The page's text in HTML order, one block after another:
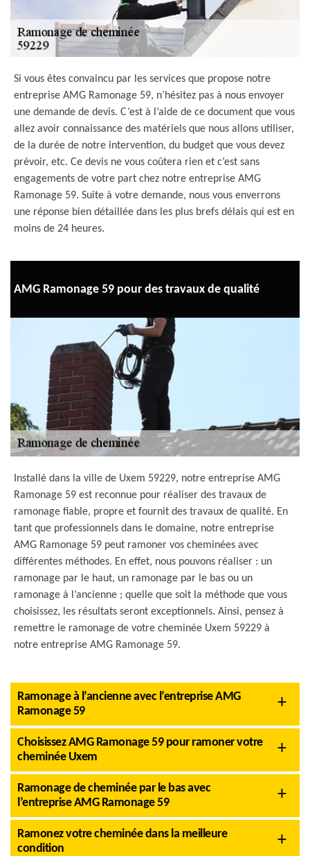
Si vous êtes convaincu par les services que propose notre
entreprise AMG Ramonage 59, n’hésitez pas à nous envoyer
une demande de devis. C’est à l’aide de ce document que vous
allez avoir connaissance des matériels que nous allons utiliser,
de la durée de notre intervention, du budget que vous devez
prévoir, etc. Ce devis ne vous coûtera rien et c’est sans
engagements de votre part chez notre entreprise AMG
Ramonage 59. Suite à votre demande, nous vous enverrons
une réponse bien détaillée dans les plus brefs délais qui est en
moins de 24 heures.
AMG Ramonage 59 pour des travaux de qualité
Installé dans la ville de Uxem 59229, notre entreprise AMG
Ramonage 59 est reconnue pour réaliser des travaux de
ramonage fiable, propre et fournit des travaux de qualité. En
tant que professionnels dans le domaine, notre entreprise
AMG Ramonage 59 peut ramoner vos cheminées avec
différentes méthodes. En effet, nous pouvons réaliser : un
ramonage par le haut, un ramonage par le bas ou un
ramonage à l’ancienne ; quelle que soit la méthode que vous
choisissez, les résultats seront exceptionnels. Ainsi, pensez à
remettre le ramonage de votre cheminée Uxem 59229 à
notre entreprise AMG Ramonage 59.
Ramonage à l’ancienne avec l’entreprise AMG
Ramonage 59
Choisissez AMG Ramonage 59 pour ramoner votre
cheminée Uxem
Ramonage de cheminée par le bas avec
l’entreprise AMG Ramonage 59
Ramonez votre cheminée dans la meilleure
condition